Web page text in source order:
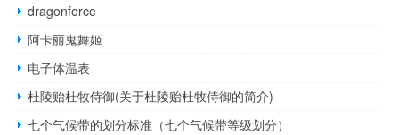
dragonforce
阿卡丽鬼舞姬
电子体温表
杜陵贻杜牧侍御(关于杜陵贻杜牧侍御的简介)
七个气候带的划分标准（七个气候带等级划分）